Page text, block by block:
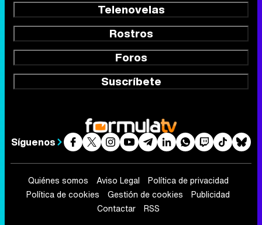
Telenovelas
Rostros
Foros
Suscríbete
Síguenos
Quiénes somos Aviso Legal
Política de privacidad
Política de cookies
Gestión de cookies
Publicidad
Contactar
RSS